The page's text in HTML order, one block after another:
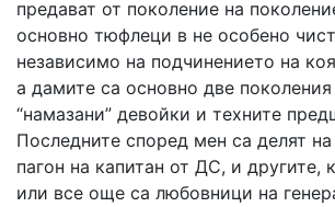
предават от поколение на
основно тюфлеци в не особено
независимо на подчинението на
а дамите са основно две
“намазани” девойки и техните
Последните според мен са делят
пагон на капитан от ДС, и другите,
или все още са любовници на